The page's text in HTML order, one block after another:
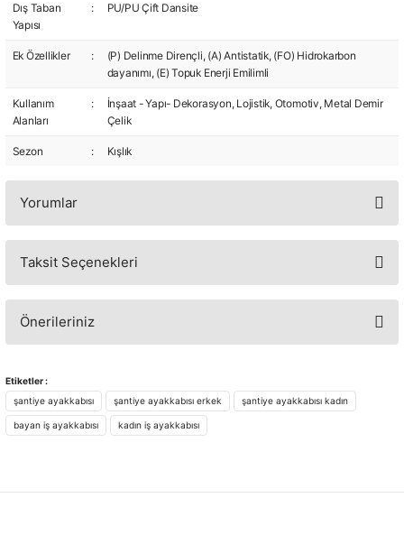
Dış Taban
Yapısı
: PU/PU Çift Dansite
Ek Özellikler :
(P) Delinme Dirençli, (A) Antistatik, (FO) Hidrokarbon
dayanımı, (E) Topuk Enerji Emilimli
Kullanım
Alanları
:
İnşaat - Yapı- Dekorasyon, Lojistik, Otomotiv, Metal Demir
Çelik
Sezon : Kışlık
Yorumlar
Taksit Seçenekleri
Önerileriniz
yetersiz gördüğünüz noktaları öneri formunu kullanarak tarafımıza
iletebilirsiniz.
Görüş ve önerileriniz için teşekkür ederiz.
Etiketler :
şantiye ayakkabısı
şantiye ayakkabısı erkek şantiye ayakkabısı kadın
bayan iş ayakkabısı kadın iş ayakkabısı